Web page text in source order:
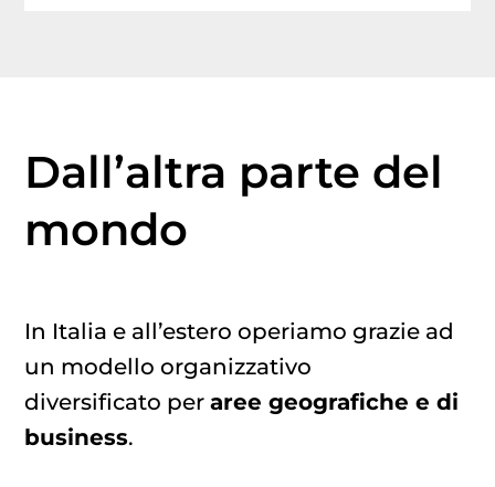
Dall’altra parte del
mondo
In Italia e all’estero operiamo grazie ad
un modello organizzativo
diversificato peraree geografiche e di
business.